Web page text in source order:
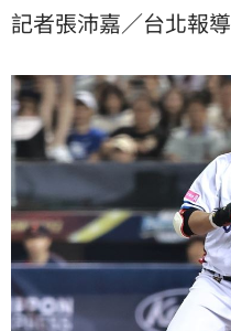
記者張沛嘉／台北報導